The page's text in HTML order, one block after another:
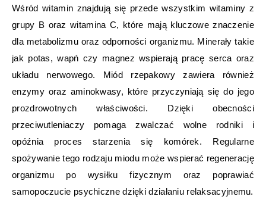
Wśród witamin znajdują się przede wszystkim witaminy z
grupy B oraz witamina C, które mają kluczowe znaczenie
dla metabolizmu oraz odporności organizmu. Minerały takie
jak potas, wapń czy magnez wspierają pracę serca oraz
układu nerwowego. Miód rzepakowy zawiera również
enzymy oraz aminokwasy, które przyczyniają się do jego
prozdrowotnych właściwości. Dzięki obecności
przeciwutleniaczy pomaga zwalczać wolne rodniki i
opóźnia proces starzenia się komórek. Regularne
spożywanie tego rodzaju miodu może wspierać regenerację
organizmu po wysiłku fizycznym oraz poprawiać
samopoczucie psychiczne dzięki działaniu relaksacyjnemu.